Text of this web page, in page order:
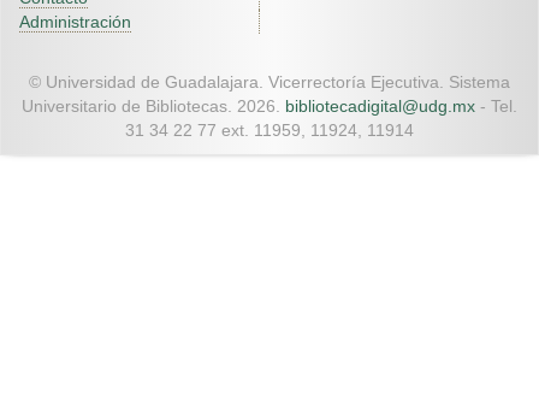
Administración
© Universidad de Guadalajara. Vicerrectoría Ejecutiva. Sistema
Universitario de Bibliotecas. 2026. bibliotecadigital@udg.mx - Tel.
31 34 22 77 ext. 11959, 11924, 11914